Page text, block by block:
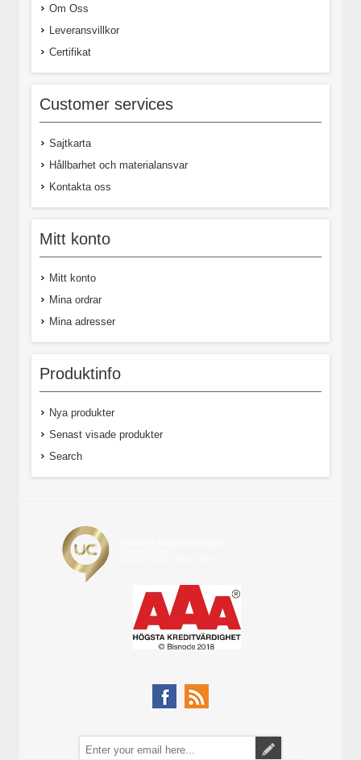
Om Oss
Leveransvillkor
Certifikat
Customer services
Sajtkarta
Hållbarhet och materialansvar
Kontakta oss
Mitt konto
Mitt konto
Mina ordrar
Mina adresser
Produktinfo
Nya produkter
Senast visade produkter
Search